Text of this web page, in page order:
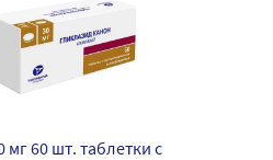
мг 60 шт. таблетки с